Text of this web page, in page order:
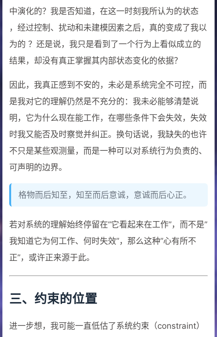
中演化的？我是否知道，在这一时刻我所认为的状态
，经过控制、扰动和未建模因素之后，真的变成了我以
为的 ？还是说，我只是看到了一个行为上看似成立的
结果，却没有真正掌握其内部状态变化的依据？
因此，我真正感到不安的，未必是系统完全不可控，而
是我对它的理解仍然是不充分的：我未必能够清楚说
明，它为什么现在能工作，在哪些条件下会失效，失效
时我又能否及时察觉并纠正。换句话说，我缺失的也许
不只是某些观测量，而是一种可以对系统行为负责的、
可声明的边界。
格物而后知至，知至而后意诚，意诚而后心正。
若对系统的理解始终停留在”它看起来在工作”，而不是”
我知道它为何工作、何时失效”，那么这种”心有所不
正”，或许正来源于此。
三、约束的位置
进一步想，我可能一直低估了系统约束（constraint）